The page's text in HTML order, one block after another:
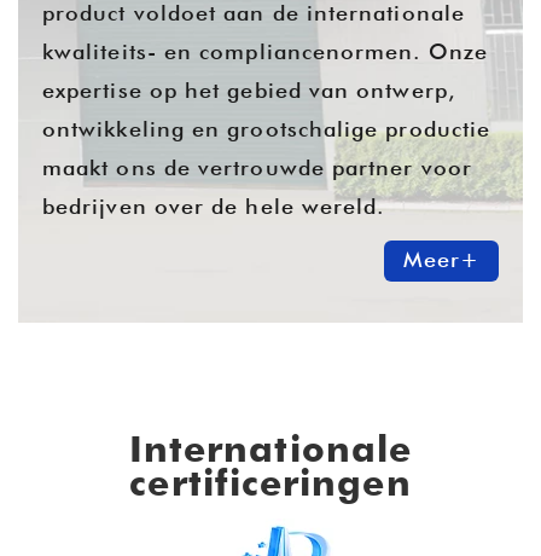
product voldoet aan de internationale
kwaliteits- en compliancenormen. Onze
expertise op het gebied van ontwerp,
ontwikkeling en grootschalige productie
maakt ons de vertrouwde partner voor
bedrijven over de hele wereld.
Meer+
Internationale
certificeringen